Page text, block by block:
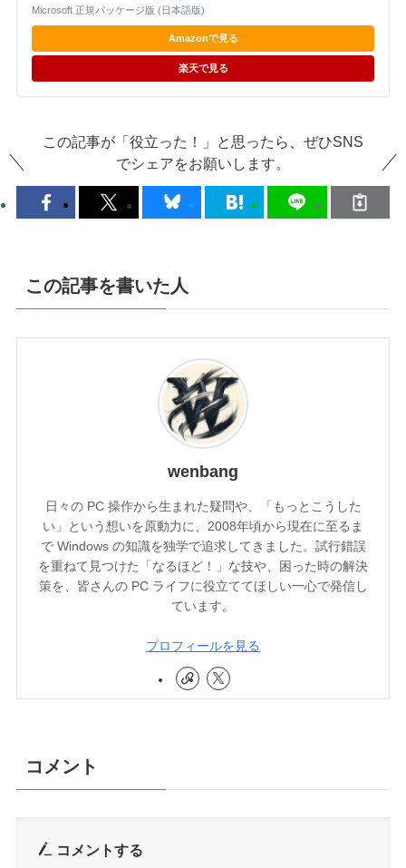
Microsoft 正規パッケージ版 (日本語版)
Amazonで見る
楽天で見る
この記事が「役立った！」と思ったら、ぜひSNS
でシェアをお願いします。
この記事を書いた人
wenbang
日々の PC 操作から生まれた疑問や、「もっとこうした
い」という想いを原動力に、2008年頃から現在に至るま
で Windows の知識を独学で追求してきました。試行錯誤
を重ねて見つけた「なるほど！」な技や、困った時の解決
策を、皆さんの PC ライフに役立ててほしい一心で発信し
ています。
プロフィールを見る
コメント
コメントする